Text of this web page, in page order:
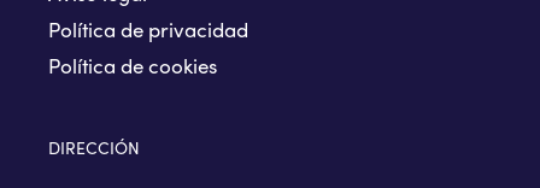
Política de privacidad
Política de cookies
DIRECCIÓN